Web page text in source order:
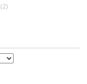
(2)